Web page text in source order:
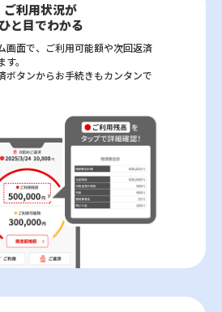
ご利用状況が
ひと目でわかる
画面で、ご利用可能額や次回返済
。
ボタンからお手続きもカンタンで